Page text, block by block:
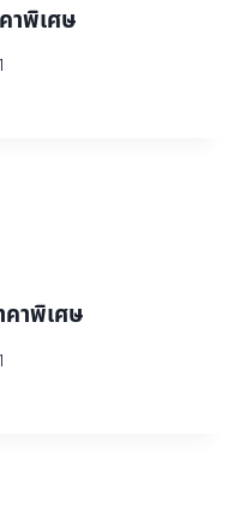
าพิเศษ
คาพิเศษ